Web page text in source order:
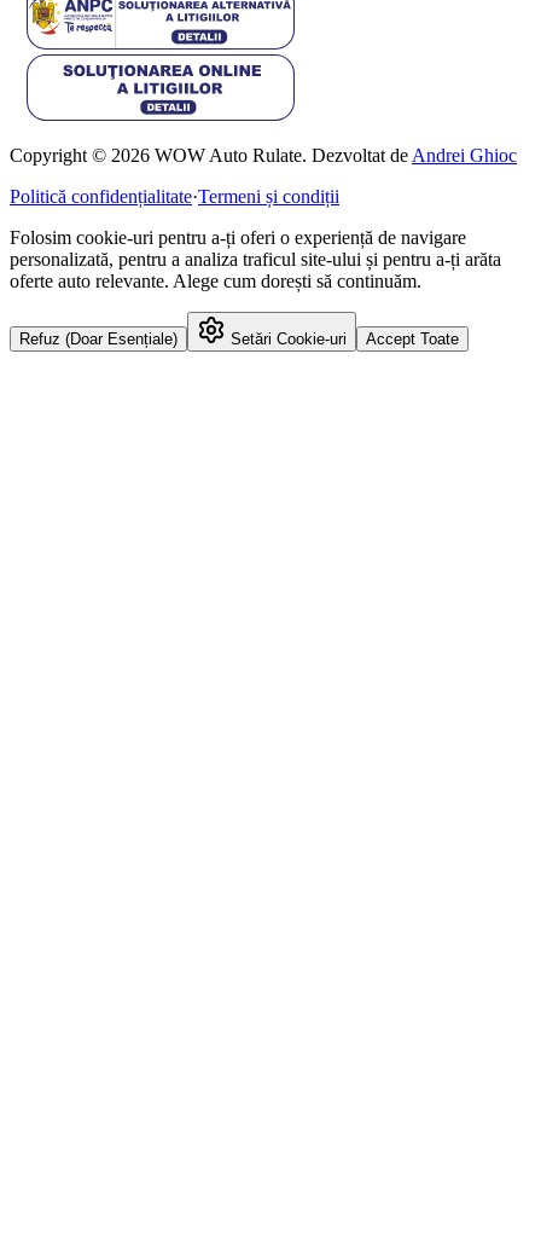
Copyright © 2026 WOW Auto Rulate. Dezvoltat de Andrei Ghioc
Politică confidențialitate·Termeni și condiții
Folosim cookie-uri pentru a-ți oferi o experiență de navigare
personalizată, pentru a analiza traficul site-ului și pentru a-ți arăta
oferte auto relevante. Alege cum dorești să continuăm.
Refuz (Doar Esențiale) Setări Cookie-uri Accept Toate